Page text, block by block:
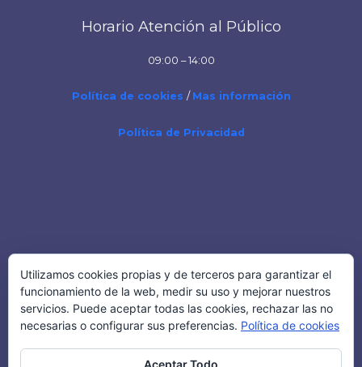
Horario Atención al Público
09:00 – 14:00
Política de cookies / Mas información
Política de Privacidad
Tel: 91 6423054
Utilizamos cookies propias y de terceros para garantizar el
funcionamiento de la web, medir su uso y mejorar nuestros
servicios. Puede aceptar todas las cookies, rechazar las no
necesarias o configurar sus preferencias. Política de cookies
Aceptar Todo